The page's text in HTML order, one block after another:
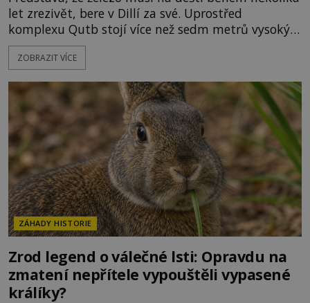
let zrezivět, bere v Dillí za své. Uprostřed
komplexu Qutb stojí více než sedm metrů vysoký
železný sloup, který už přibližně 1 600 let odolává
počasí s jen nepatrnými stopami koroze. Jeho
ztracených technologiích či tajemných
materiálech. Moderní metalurgie však ukazuje, že
skutečné vysvětlení je ješt
ZOBRAZIT VÍCE
ZÁHADY HISTORIE
Zrod legend o válečné lsti: Opravdu na
zmatení nepřítele vypouštěli vypasené
králíky?